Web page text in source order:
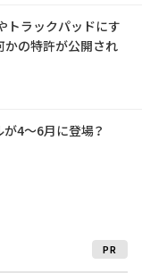
トラックパッドにす
の特許が公開され
が4～6月に登場？
PR